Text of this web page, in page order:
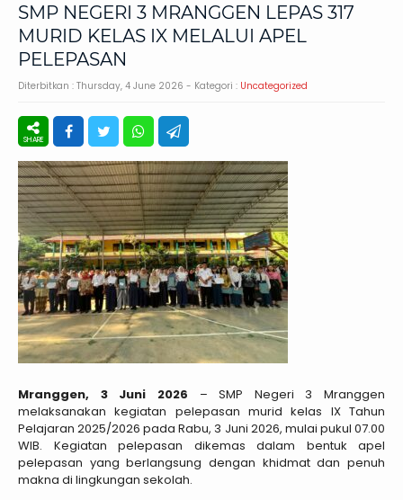
SMP NEGERI 3 MRANGGEN LEPAS 317
MURID KELAS IX MELALUI APEL
PELEPASAN
Diterbitkan : Thursday, 4 June 2026 - Kategori : Uncategorized
Mranggen, 3 Juni 2026 – SMP Negeri 3 Mranggen
melaksanakan kegiatan pelepasan murid kelas IX Tahun
Pelajaran 2025/2026 pada Rabu, 3 Juni 2026, mulai pukul 07.00
WIB. Kegiatan pelepasan dikemas dalam bentuk apel
pelepasan yang berlangsung dengan khidmat dan penuh
makna di lingkungan sekolah.